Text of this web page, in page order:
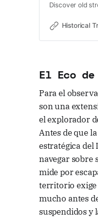
Discover old
Historical
El Eco
Para el
son una
el explorador
Antes de que
estratégica del
navegar sobre
mide por
territorio exige
mucho antes
suspendidos y